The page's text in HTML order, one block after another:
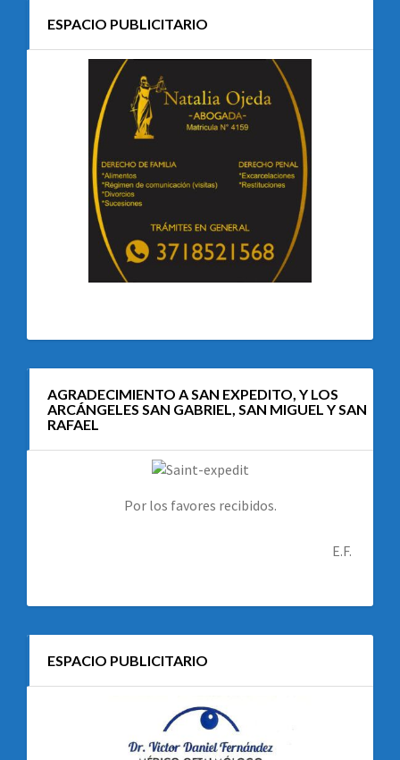
ESPACIO PUBLICITARIO
AGRADECIMIENTO A SAN EXPEDITO, Y LOS
ARCÁNGELES SAN GABRIEL, SAN MIGUEL Y SAN
RAFAEL
Por los favores recibidos.
E.F.
ESPACIO PUBLICITARIO